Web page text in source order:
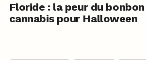
Floride : la peur du bonbon
cannabis pour Halloween